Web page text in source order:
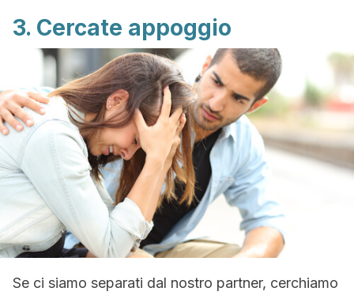
3. Cercate appoggio
Se ci siamo separati dal nostro partner, cerchiamo